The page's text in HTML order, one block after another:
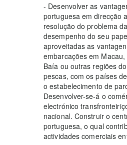
- Desenvolver as
portuguesa em direcção
resolução do problema
desempenho do seu
aproveitadas as
embarcações em
Baía ou outras regiões
pescas, com os países
o estabelecimento de
Desenvolver-se-á o
electrónico
nacional. Construir o
portuguesa, o qual
actividades comerciais